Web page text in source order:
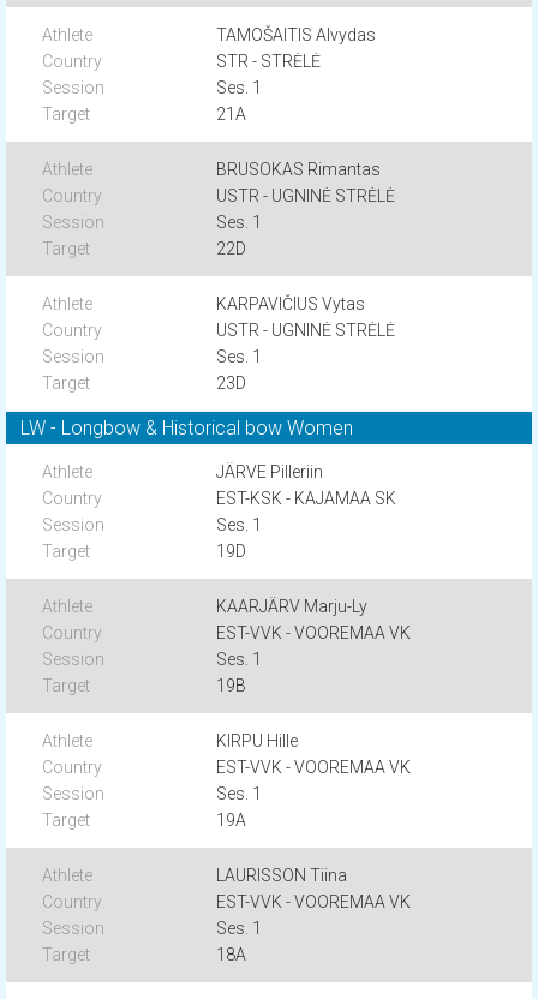
TAMOŠAITIS Alvydas
STR - STRĖLĖ
Ses. 1
21A
BRUSOKAS Rimantas
USTR - UGNINĖ STRĖLĖ
Ses. 1
22D
KARPAVIČIUS Vytas
USTR - UGNINĖ STRĖLĖ
Ses. 1
23D
LW - Longbow & Historical bow Women
JÄRVE Pilleriin
EST-KSK - KAJAMAA SK
Ses. 1
19D
KAARJÄRV Marju-Ly
EST-VVK - VOOREMAA VK
Ses. 1
19B
KIRPU Hille
EST-VVK - VOOREMAA VK
Ses. 1
19A
LAURISSON Tiina
EST-VVK - VOOREMAA VK
Ses. 1
18A